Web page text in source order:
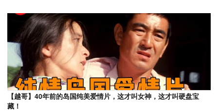
【越哥】40年前的岛国纯美爱情片，这才叫女神，这才叫硬盘宝
藏！